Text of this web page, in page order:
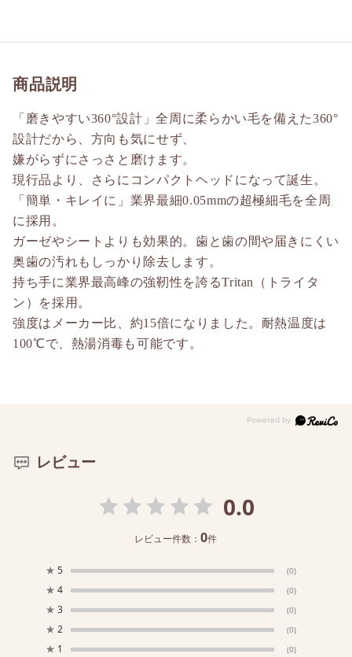
商品説明
「磨きやすい360°設計」全周に柔らかい毛を備えた360°
設計だから、方向も気にせず、
嫌がらずにさっさと磨けます。
現行品より、さらにコンパクトヘッドになって誕生。
「簡単・キレイに」業界最細0.05mmの超極細毛を全周
に採用。
ガーゼやシートよりも効果的。歯と歯の間や届きにくい
奥歯の汚れもしっかり除去します。
持ち手に業界最高峰の強靭性を誇るTritan（トライタ
ン）を採用。
強度はメーカー比、約15倍になりました。耐熱温度は
100℃で、熱湯消毒も可能です。
レビュー
0.0
レビュー件数：0件
★ 5 (0)
★ 4 (0)
★ 3 (0)
★ 2 (0)
★ 1 (0)